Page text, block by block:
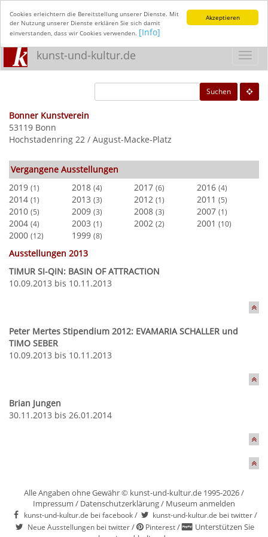
Akzeptieren
Cookies erleichtern die Bereitstellung unserer Dienste. Mit
der Nutzung unserer Dienste erklären Sie sich damit
einverstanden, dass wir Cookies verwenden. [Info]
kunst-und-kultur.de
Suchen
Bonner Kunstverein
53119 Bonn
Hochstadenring 22 / August-Macke-Platz
Vergangene Ausstellungen
2019 (1) 2018 (4) 2017 (6) 2016 (4)
2014 (1) 2013 (3) 2012 (1) 2011 (5)
2010 (5) 2009 (3) 2008 (3) 2007 (1)
2004 (4) 2003 (1) 2002 (2) 2001 (10)
2000 (12) 1999 (8)
Ausstellungen 2013
TIMUR SI-QIN: BASIN OF ATTRACTION
10.09.2013 bis 10.11.2013
Peter Mertes Stipendium 2012: EVAMARIA SCHALLER und
TIMO SEBER
10.09.2013 bis 10.11.2013
Brian Jungen
30.11.2013 bis 26.01.2014
Alle Angaben ohne Gewähr © kunst-und-kultur.de 1995-2026 /
Impressum / Datenschutzerklärung/ Museum anmelden
kunst-und-kultur.de bei facebook/ kunst-und-kultur.de bei twitter/
Neue Ausstellungen bei twitter/ Pinterest/
Unterstützen Sie